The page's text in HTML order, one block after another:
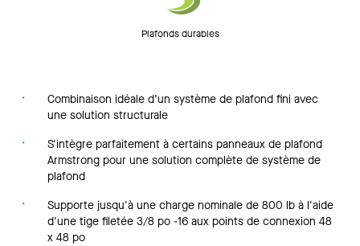
Plafonds durables
Combinaison idéale d’un système de plafond fini avec
une solution structurale
S'intègre parfaitement à certains panneaux de plafond
Armstrong pour une solution complète de système de
plafond
Supporte jusqu'à une charge nominale de 800 lb à l'aide
d'une tige filetée 3/8 po -16 aux points de connexion 48
x 48 po